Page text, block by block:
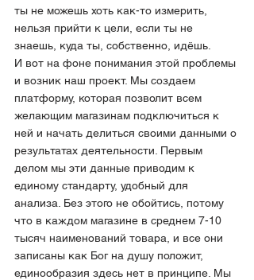
ты не можешь хоть как-то измерить,
нельзя прийти к цели, если ты не
знаешь, куда ты, собственно, идёшь.
И вот на фоне понимания этой проблемы
и возник наш проект. Мы создаем
платформу, которая позволит всем
желающим магазинам подключиться к
ней и начать делиться своими данными о
результатах деятельности. Первым
делом мы эти данные приводим к
единому стандарту, удобный для
анализа. Без этого не обойтись, потому
что в каждом магазине в среднем 7-10
тысяч наименований товара, и все они
записаны как Бог на душу положит,
единообразия здесь нет в принципе. Мы